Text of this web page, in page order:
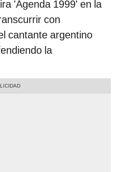
'Agenda 1999' en la
con
cantante argentino
la